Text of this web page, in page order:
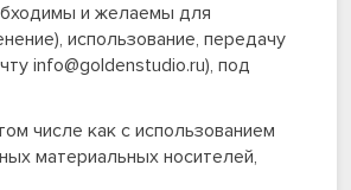
и желаемы для
использование, передачу
info@goldenstudio.ru), под
числе как с использованием
материальных носителей,